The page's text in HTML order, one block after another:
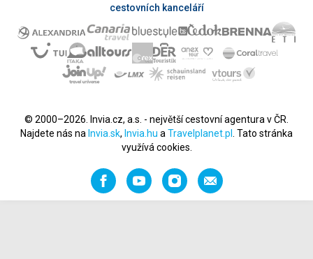
cestovních kanceláří
© 2000–2026. Invia.cz, a.s. - největší cestovní agentura v ČR.
Najdete nás na Invia.sk, Invia.hu a Travelplanet.pl
. Tato stránka
využívá cookies.
FacebookYouTubeInstagramNapište
nám